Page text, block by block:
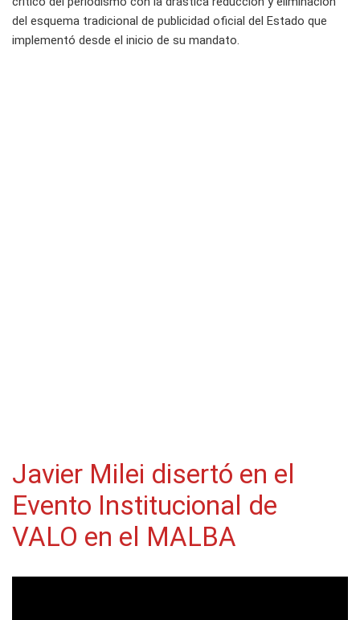
del esquema tradicional de publicidad oficial del Estado que
implementó desde el inicio de su mandato.
Javier Milei disertó en el
Evento Institucional de
VALO en el MALBA